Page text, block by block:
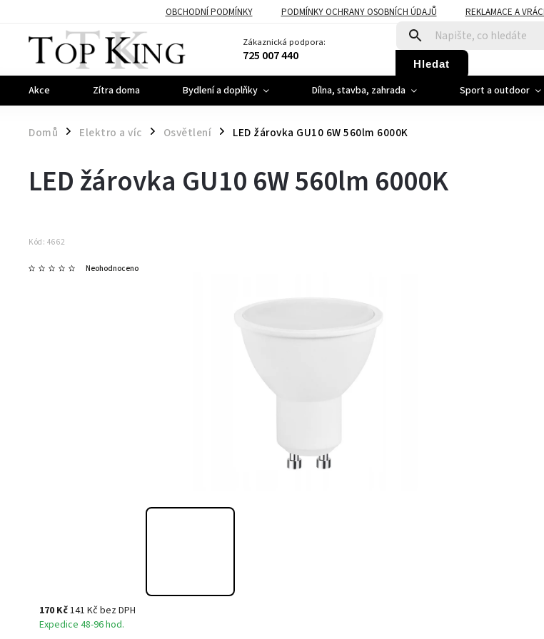
OBCHODNÍ PODMÍNKY PODMÍNKY OCHRANY OSOBNÍCH ÚDAJŮ REKLAMACE A
Zákaznická podpora:
725 007 440 Hledat
Akce Zítra doma Bydlení a doplňky Dílna, stavba, zahrada Sport a outdoor
Domů / Elektro a víc / Osvětlení / LED žárovka GU10 6W 560lm 6000K
LED žárovka GU10 6W 560lm 6000K
Kód: 4662
Neohodnoceno
170 Kč141 Kč bez DPH
Expedice 48-96 hod.